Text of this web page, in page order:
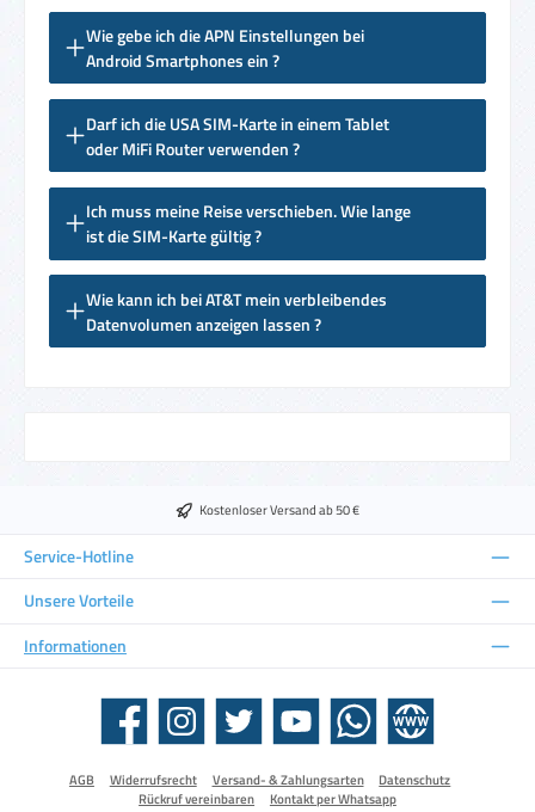
Wie gebe ich die APN Einstellungen bei
Android Smartphones ein ?
Darf ich die USA SIM-Karte in einem Tablet
oder MiFi Router verwenden ?
Ich muss meine Reise verschieben. Wie lange
ist die SIM-Karte gültig ?
Wie kann ich bei AT&T mein verbleibendes
Datenvolumen anzeigen lassen ?
Kostenloser Versand ab 50 €
Service-Hotline
Unsere Vorteile
Informationen
Facebook Instagram Twitter YouTube WhatsApp Website
AGB Widerrufsrecht Versand- & Zahlungsarten
Datenschutz
Rückruf vereinbaren
Kontakt per Whatsapp